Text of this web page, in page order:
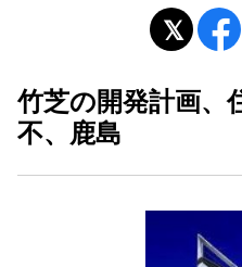
竹芝の開発計画、
不、鹿島